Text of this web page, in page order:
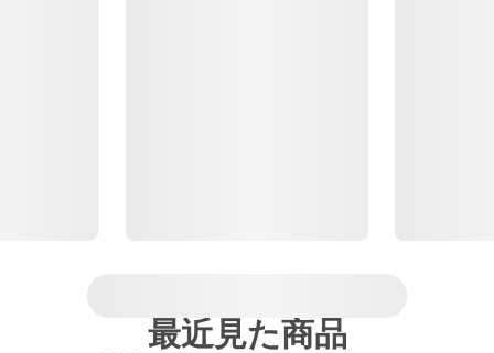
最近見た商品